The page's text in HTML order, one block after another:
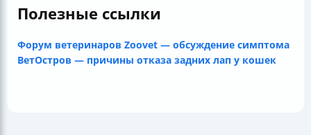
Полезные ссылки
Форум ветеринаров Zoovet — обсуждение симптома
ВетОстров — причины отказа задних лап у кошек